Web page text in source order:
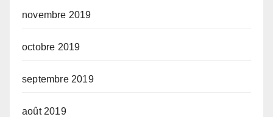
novembre 2019
octobre 2019
septembre 2019
août 2019